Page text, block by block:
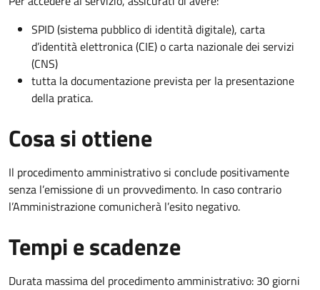
SPID (sistema pubblico di identità digitale), carta
d’identità elettronica (CIE) o carta nazionale dei servizi
(CNS)
tutta la documentazione prevista per la presentazione
della pratica.
Cosa si ottiene
Il procedimento amministrativo si conclude positivamente
senza l’emissione di un provvedimento. In caso contrario
l’Amministrazione comunicherà l’esito negativo.
Tempi e scadenze
Durata massima del procedimento amministrativo: 30 giorni